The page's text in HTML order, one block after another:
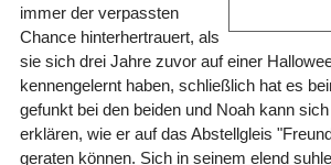
immer der verpassten
Chance hinterhertrauert, als
sie sich drei Jahre zuvor auf einer
kennengelernt haben, schließlich hat es
gefunkt bei den beiden und Noah kann
erklären, wie er auf das Abstellgleis
geraten können. Sich in seinem elend